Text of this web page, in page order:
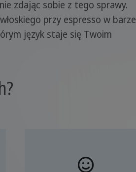
zdając sobie z tego sprawy.
przy espresso w barze
język staje się Twoim